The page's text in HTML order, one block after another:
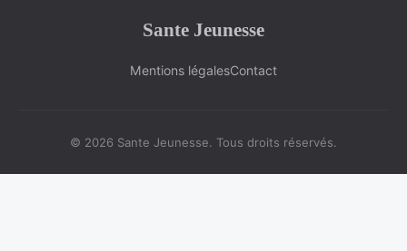
Sante Jeunesse
Mentions légalesContact
© 2026 Sante Jeunesse. Tous droits réservés.